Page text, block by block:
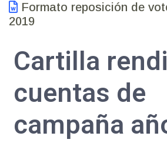
Formato reposición de
2019
Cartilla
cuentas de
campaña